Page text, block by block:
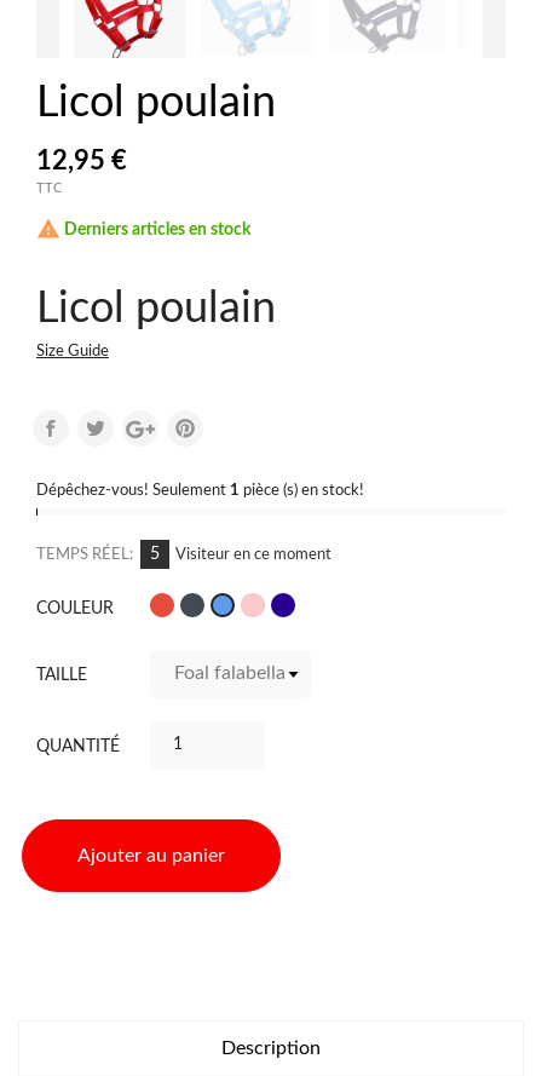
Licol poulain
12,95 €
TTC
 Derniers articles en stock
Licol poulain
Size Guide
Dépêchez-vous! Seulement 1 pièce (s) en stock!
TEMPS RÉEL: 5 Visiteur en ce moment
COULEUR RougeNoirBleu RoseNavy
TAILLE
QUANTITÉ
Ajouter au panier
Description